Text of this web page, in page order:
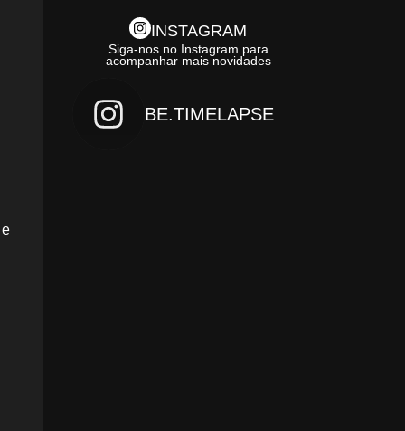
INSTAGRAM
Siga-nos no Instagram para
acompanhar mais novidades
BE.TIMELAPSE